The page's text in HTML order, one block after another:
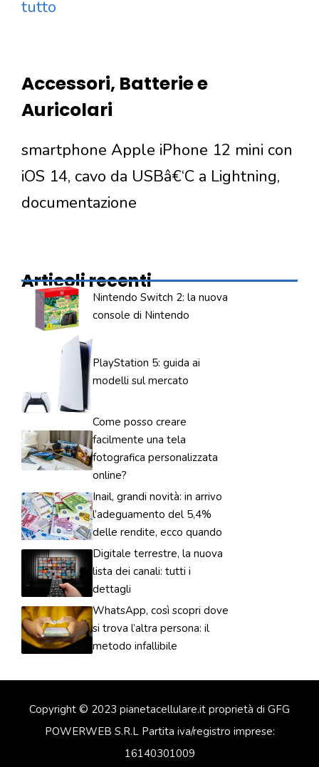
tutto
Accessori, Batterie e
Auricolari
smartphone Apple iPhone 12 mini con
iOS 14, cavo da USBâ€‘C a Lightning,
documentazione
Articoli recenti
Nintendo Switch 2: la nuova
console di Nintendo
PlayStation 5: guida ai
modelli sul mercato
Come posso creare
facilmente una tela
fotografica personalizzata
online?
Inail, grandi novità: in arrivo
l’adeguamento del 5,4%
delle rendite, ecco quando
Digitale terrestre, la nuova
lista dei canali: tutti i
dettagli
WhatsApp, così scopri dove
si trova l’altra persona: il
metodo infallibile
Copyright © 2023 pianetacellulare.it proprietà di GFG
POWERWEB S.R.L Partita iva/registro imprese:
16140301009